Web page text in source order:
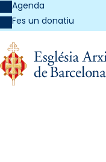
Agenda
Fes un donatiu